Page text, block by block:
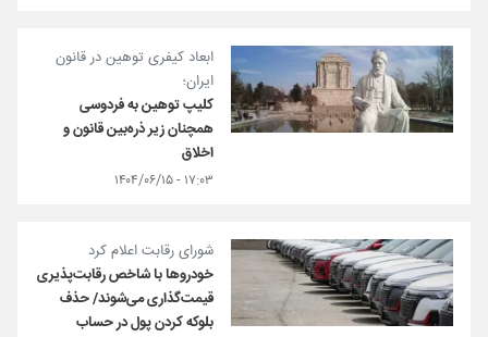
ابعاد کیفری توهین در قانون
ایران؛
کلیپ توهین به فردوسی
همچنان زیر ذره‌بین قانون و
اخلاق
۱۷:۰۳ - ۱۴۰۴/۰۶/۱۵
شورای رقابت اعلام کرد
خودروها با شاخص رقابت‌پذیری
قیمت‌گذاری می‌شوند/ حذف
بلوکه کردن پول در حساب